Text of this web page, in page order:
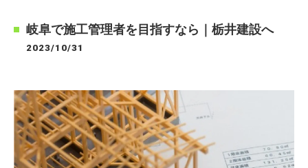
岐阜で施工管理者を目指すなら｜栃井建設へ
2023/10/31